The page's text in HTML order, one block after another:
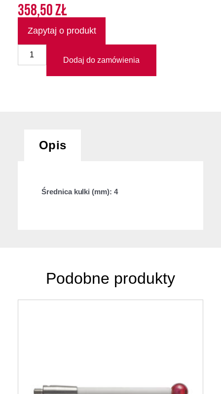
358,50zł
Zapytaj o produkt
Dodaj do zamówienia
Opis
Średnica kulki (mm): 4
Podobne produkty